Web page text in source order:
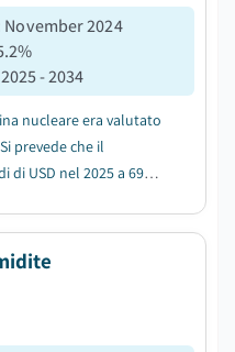
November 2024
%
2025 - 2034
nucleare era valutato
prevede che il
di USD nel 2025 a 69,5
I...